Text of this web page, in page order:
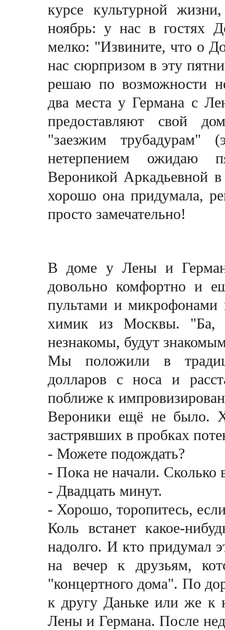
курсе культурной
ноябрь: у нас в гостях
мелко: "Извините, что о
нас сюрпризом в эту
решаю по возможности
два места у Германа с
предоставляют свой
"заезжим
нетерпением ожидаю
Вероникой Аркадьевной
хорошо она придумала,
просто замечательно!
В доме у Лены и
довольно комфортно и
пультами и микрофонами
химик из Москвы. "Ба,
незнакомы, будут
Мы положили в
долларов с носа и
поближе к
Вероники ещё не было.
застрявших в пробках
- Можете подождать?
- Пока не начали. Сколько
- Двадцать минут.
- Хорошо, торопитесь,
Коль встанет какое-
надолго. И кто придумал
на вечер к друзьям,
"концертного дома". По
к другу Даньке или же к
Лены и Германа. После